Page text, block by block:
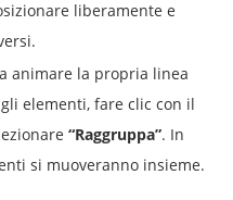
liberamente e
animare la propria linea
elementi, fare clic con il
“Raggruppa”. In
si muoveranno insieme.